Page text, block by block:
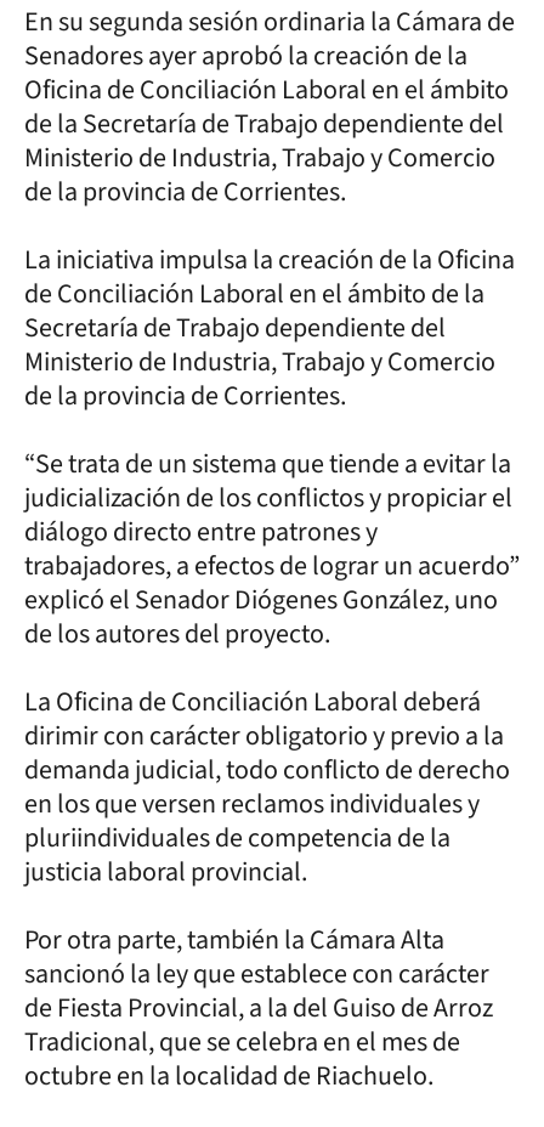
En su segunda sesión ordinaria la Cámara de
Senadores ayer aprobó la creación de la
Oficina de Conciliación Laboral en el ámbito
de la Secretaría de Trabajo dependiente del
Ministerio de Industria, Trabajo y Comercio
de la provincia de Corrientes.
La iniciativa impulsa la creación de la Oficina
de Conciliación Laboral en el ámbito de la
Secretaría de Trabajo dependiente del
Ministerio de Industria, Trabajo y Comercio
de la provincia de Corrientes.
“Se trata de un sistema que tiende a evitar la
judicialización de los conflictos y propiciar el
diálogo directo entre patrones y
trabajadores, a efectos de lograr un acuerdo”
explicó el Senador Diógenes González, uno
de los autores del proyecto.
La Oficina de Conciliación Laboral deberá
dirimir con carácter obligatorio y previo a la
demanda judicial, todo conflicto de derecho
en los que versen reclamos individuales y
pluriindividuales de competencia de la
justicia laboral provincial.
Por otra parte, también la Cámara Alta
sancionó la ley que establece con carácter
de Fiesta Provincial, a la del Guiso de Arroz
Tradicional, que se celebra en el mes de
octubre en la localidad de Riachuelo.